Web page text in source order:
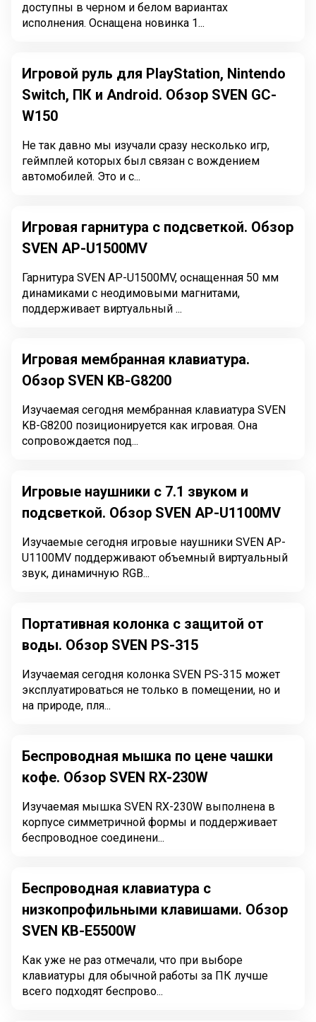
доступны в черном и белом вариантах
исполнения. Оснащена новинка 1...
Игровой руль для PlayStation, Nintendo
Switch, ПК и Android. Обзор SVEN GC-
W150
Не так давно мы изучали сразу несколько игр,
геймплей которых был связан с вождением
автомобилей. Это и с...
Игровая гарнитура с подсветкой. Обзор
SVEN AP-U1500MV
Гарнитура SVEN AP-U1500MV, оснащенная 50 мм
динамиками с неодимовыми магнитами,
поддерживает виртуальный ...
Игровая мембранная клавиатура.
Обзор SVEN KB-G8200
Изучаемая сегодня мембранная клавиатура SVEN
KB-G8200 позиционируется как игровая. Она
сопровождается под...
Игровые наушники с 7.1 звуком и
подсветкой. Обзор SVEN AP-U1100MV
Изучаемые сегодня игровые наушники SVEN AP-
U1100MV поддерживают объемный виртуальный
звук, динамичную RGB...
Портативная колонка с защитой от
воды. Обзор SVEN PS-315
Изучаемая сегодня колонка SVEN PS-315 может
эксплуатироваться не только в помещении, но и
на природе, пля...
Беспроводная мышка по цене чашки
кофе. Обзор SVEN RX-230W
Изучаемая мышка SVEN RX-230W выполнена в
корпусе симметричной формы и поддерживает
беспроводное соединени...
Беспроводная клавиатура с
низкопрофильными клавишами. Обзор
SVEN KB-E5500W
Как уже не раз отмечали, что при выборе
клавиатуры для обычной работы за ПК лучше
всего подходят беспрово...